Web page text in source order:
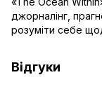
джорналінг,
розуміти себе
Відгуки